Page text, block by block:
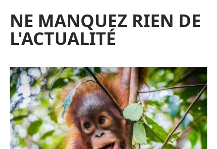
NE MANQUEZ RIEN DE
L'ACTUALITÉ